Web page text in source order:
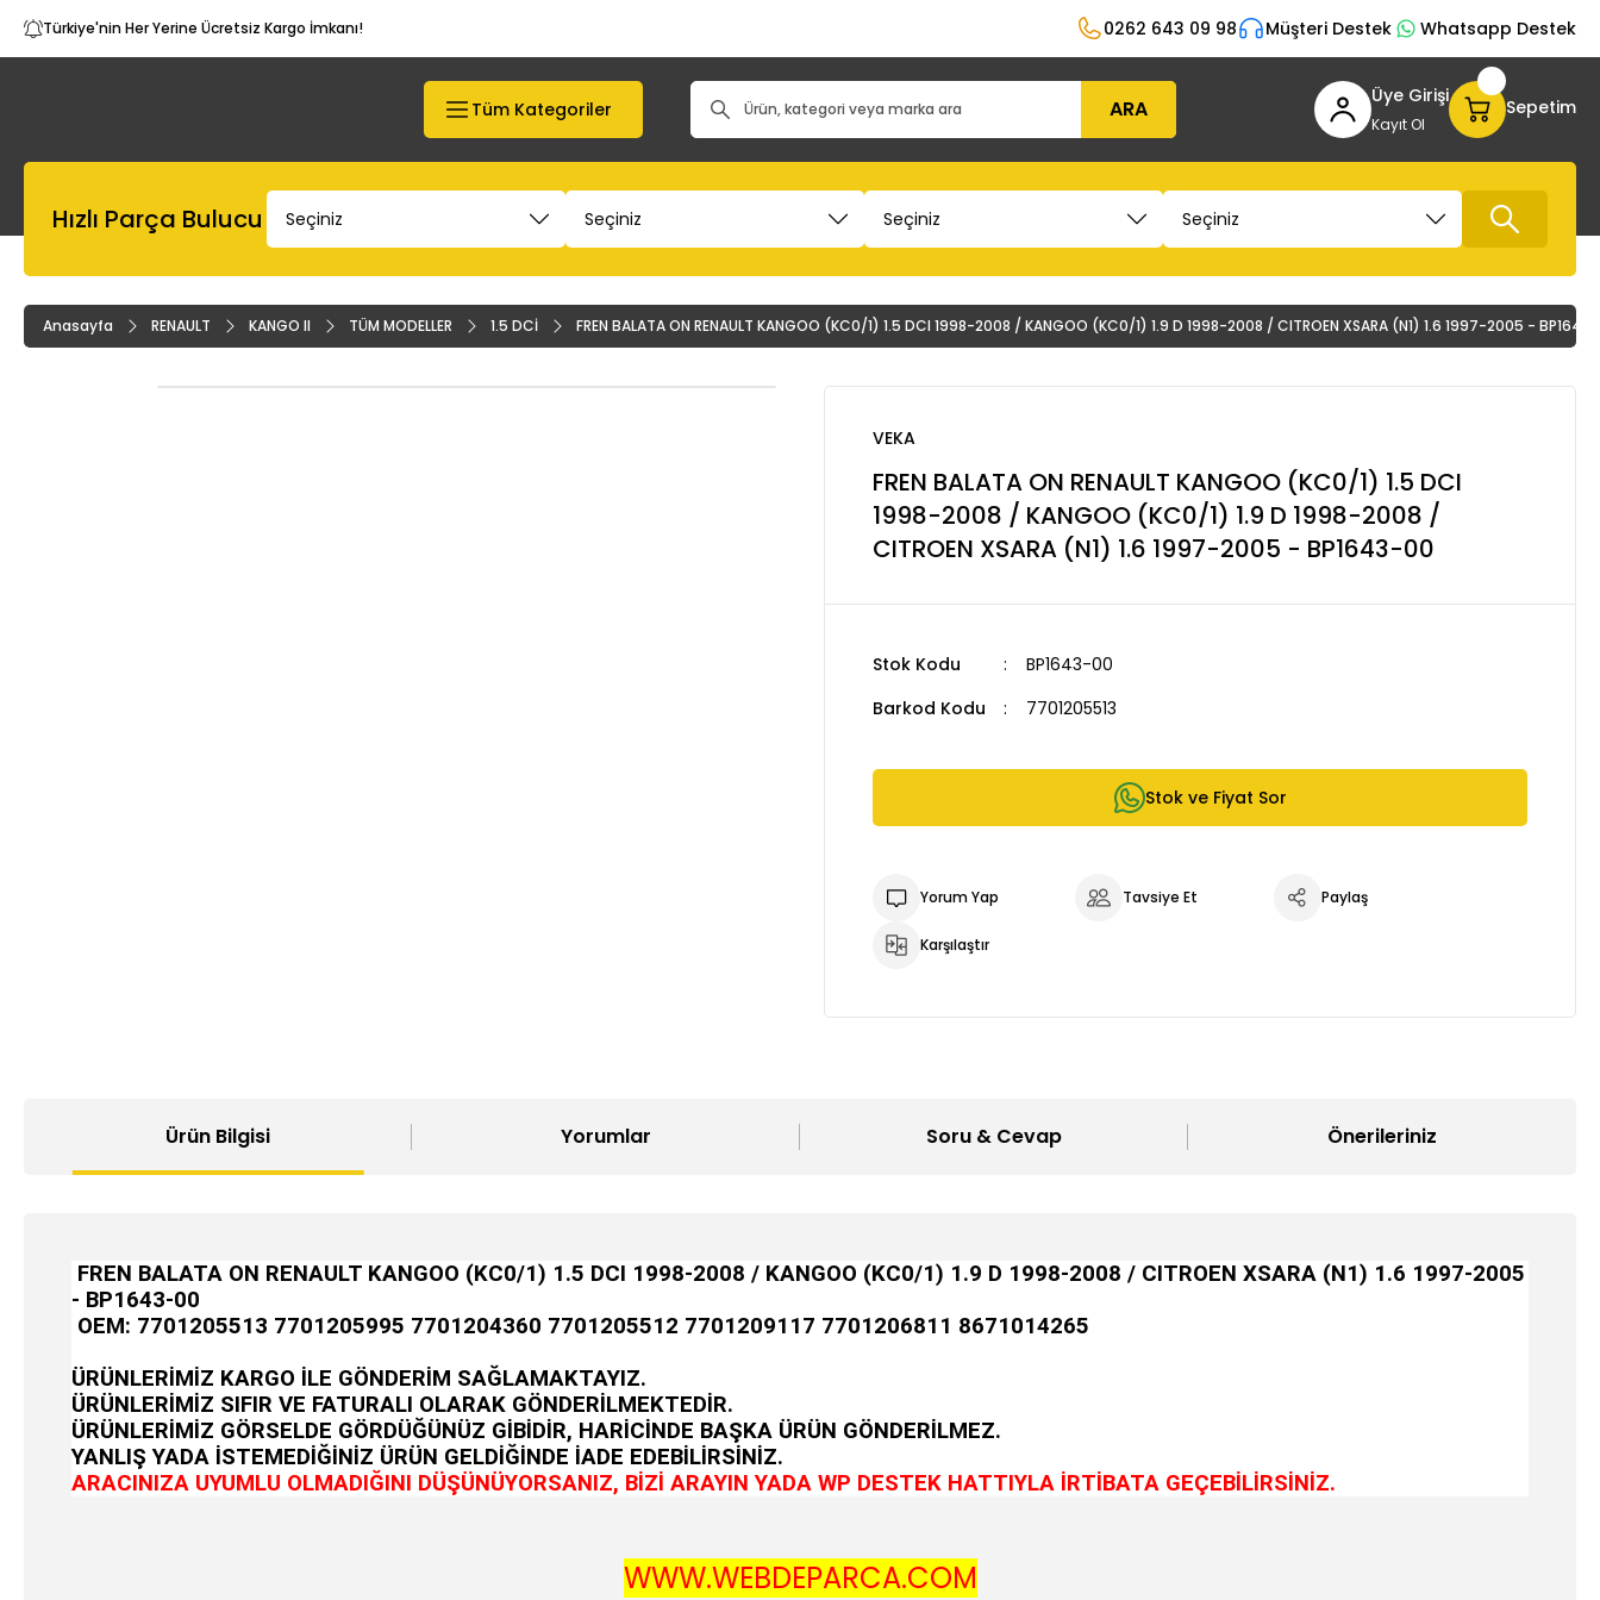
Türkiye'nin Her Yerine Ücretsiz Kargo İmkanı! 0262 643 09 98 Müşteri Destek Whatsapp Destek
Tüm Kategoriler ARA Üye Girişi
Kayıt Ol
Sepetim
Hızlı Parça Bulucu
Anasayfa RENAULT KANGO II TÜM MODELLER 1.5 DCİ FREN BALATA ON RENAULT KANGOO (KC0/1) 1.5 DCI 1998-2008 / KANGOO (KC0/1) 1.9 D 1998-2008 / CITROEN XSARA (N1) 1.6 1997-2005 -
VEKA
FREN BALATA ON RENAULT KANGOO (KC0/1) 1.5 DCI
1998-2008 / KANGOO (KC0/1) 1.9 D 1998-2008 /
CITROEN XSARA (N1) 1.6 1997-2005 - BP1643-00
Stok Kodu
BP1643-00
Barkod Kodu
7701205513
Stok ve Fiyat Sor
Yorum Yap Tavsiye Et Paylaş
Karşılaştır
Ürün Bilgisi Yorumlar Soru & Cevap Önerileriniz
FREN BALATA ON RENAULT KANGOO (KC0/1) 1.5 DCI 1998-2008 / KANGOO (KC0/1) 1.9 D 1998-2008 / CITROEN XSARA (N1) 1.6 1997-2005
- BP1643-00
OEM: 7701205513 7701205995 7701204360 7701205512 7701209117 7701206811 8671014265
ÜRÜNLERİMİZ KARGO İLE GÖNDERİM SAĞLAMAKTAYIZ.
ÜRÜNLERİMİZ SIFIR VE FATURALI OLARAK GÖNDERİLMEKTEDİR.
ÜRÜNLERİMİZ GÖRSELDE GÖRDÜĞÜNÜZ GİBİDİR, HARİCİNDE BAŞKA ÜRÜN GÖNDERİLMEZ.
YANLIŞ YADA İSTEMEDİĞİNİZ ÜRÜN GELDİĞİNDE İADE EDEBİLİRSİNİZ.
ARACINIZA UYUMLU OLMADIĞINI DÜŞÜNÜYORSANIZ, BİZİ ARAYIN YADA WP DESTEK HATTIYLA İRTİBATA GEÇEBİLİRSİNİZ.
WWW.WEBDEPARCA.COM